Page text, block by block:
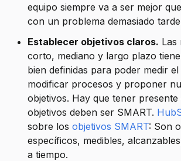
equipo siempre va a ser mejor
con un problema demasiado
Establecer objetivos claros. Las
corto, mediano y largo plazo
bien definidas para poder medir
modificar procesos y proponer
objetivos. Hay que tener presente
objetivos deben ser SMART.
sobre los objetivos SMART: Son
específicos, medibles,
a tiempo.